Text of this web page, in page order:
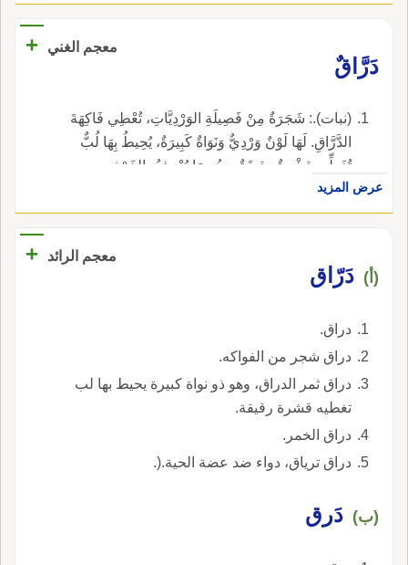
معجم الغني
+
دَرَّاقٌ
(نبات).: شَجَرَةٌ مِنْ فَصِيلَةِ الوَرْدِيَّاتِ، تُعْطِي فَاكِهَةَ
الدَّرَّاقِ. لَهَا لَوْنٌ وَرْدِيٌّ وَنَوَاةٌ كَبِيرَةٌ، يُحِيطُ بِهَا لُبٌّ
تُغَطِّيهِ قِشْرَةٌ رَقِيقَةٌ، وَهُوَ مَا يُعْرَفُ بِالخَوْخِ.
عرض المزيد
معجم الرائد +
(أ) دَرّاق
دراق.
دراق شجر من الفواكه.
دراق ثمر الدراق، وهو ذو نواة كبيرة يحيط بها لب
تغطيه قشرة رقيقة.
دراق الخمر.
دراق ترياق، دواء ضد عضة الحية.(.
(ب) دَرق